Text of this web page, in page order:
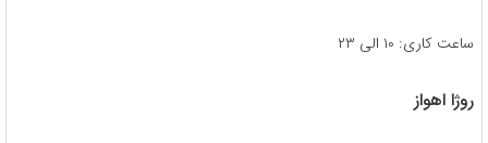
ساعت کاری: ۱۰ الی ۲۳
روژا اهواز